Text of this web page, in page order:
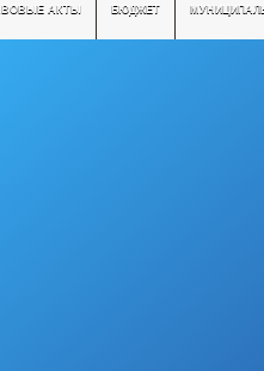
АКТЫ БЮДЖЕТ